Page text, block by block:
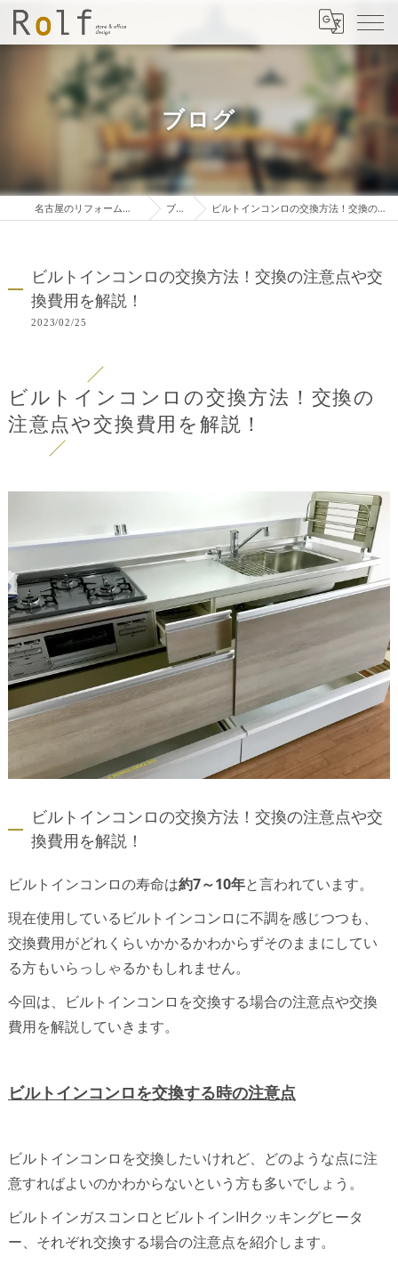
ブログ
名古屋のリフォームは株式会社ロルフ ブログ ビルトインコンロの交換方法！交換の注意点や交換費用を解説！
ビルトインコンロの交換方法！交換の注意点や交
換費用を解説！
2023/02/25
ビルトインコンロの交換方法！交換の
注意点や交換費用を解説！
ビルトインコンロの交換方法！交換の注意点や交
換費用を解説！
ビルトインコンロの寿命は約7～10年と言われています。
現在使用しているビルトインコンロに不調を感じつつも、
交換費用がどれくらいかかるかわからずそのままにしてい
る方もいらっしゃるかもしれません。
今回は、ビルトインコンロを交換する場合の注意点や交換
費用を解説していきます。
ビルトインコンロを交換する時の注意点
ビルトインコンロを交換したいけれど、どのような点に注
意すればよいのかわからないという方も多いでしょう。
ビルトインガスコンロとビルトインIHクッキングヒータ
ー、それぞれ交換する場合の注意点を紹介します。